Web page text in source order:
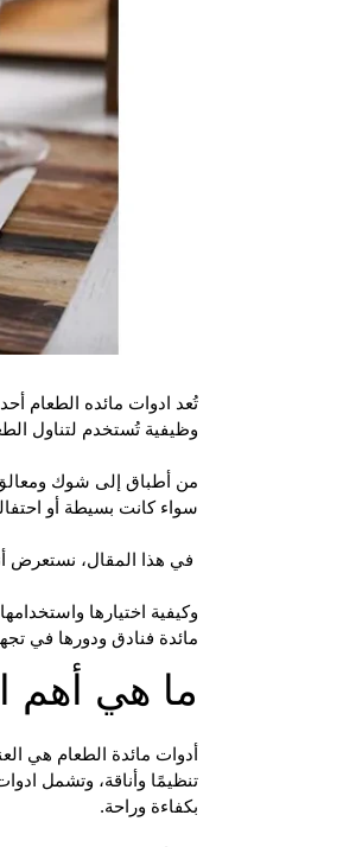
تُعد ادوات مائده الطعام
وظيفية تُستخدم لتناول
من أطباق إلى شوك ومعالق
سواء كانت بسيطة أو
في هذا المقال، نستعرض
وكيفية اختيارها
مائدة فنادق ودورها في
ما هي أهم
أدوات مائدة الطعام هي
تنظيمًا وأناقة، وتشمل
بكفاءة وراحة.